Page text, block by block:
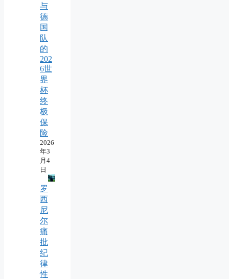
与
德
国
队
的
202
6世
界
杯
终
极
保
险
2026
年3
月4
日
罗
西
尼
尔
痛
批
纪
律
性